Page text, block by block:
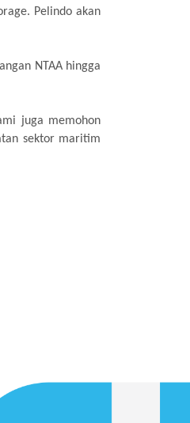
Pelindo akan
NTAA hingga
juga memohon
sektor maritim